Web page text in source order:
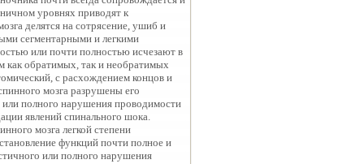
уровнях приводят к
делятся на сотрясение, ушиб и
сегментарными и легкими
или почти полностью исчезают в
как обратимых, так и необратимых
с расхождением концов и
мозга разрушены его
полного нарушения проводимости
явлений спинального шока.
мозга легкой степени
функций почти полное и
или полного нарушения